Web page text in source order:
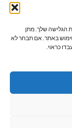
הגלישה שלך. מתן
באתר. אם תבחר לא
כראוי.